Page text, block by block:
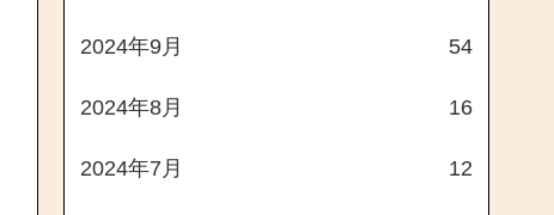
2024年9月 54
2024年8月 16
2024年7月 12